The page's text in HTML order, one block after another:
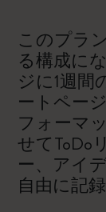
このプラ
る構成に
ジに1週間
ートペー
フォーマ
せてToDo
ー、アイ
自由に記